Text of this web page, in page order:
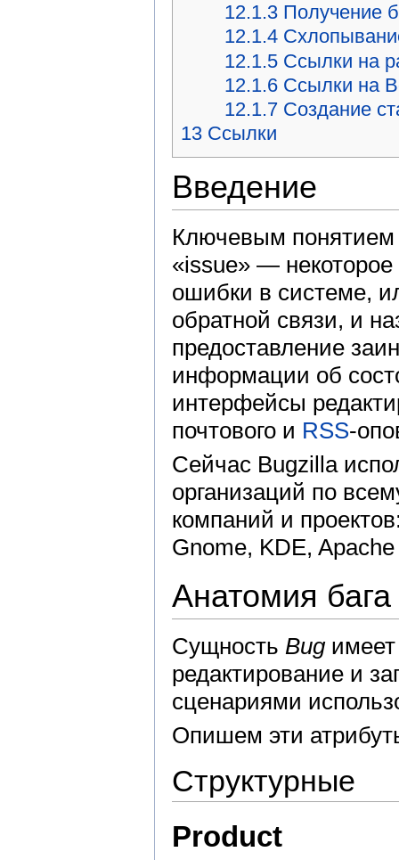
12.1.3 Получение
12.1.4
12.1.5 Ссылки на
12.1.6 Ссылки на
12.1.7 Создание
13 Ссылки
Введение
Ключевым понятием
«issue» — некоторое
ошибки в системе,
обратной связи, и
предоставление
информации об
интерфейсы
почтового и RSS-
Сейчас Bugzilla
организаций по
компаний и
Gnome, KDE,
Анатомия бага
Сущность Bugимеет
редактирование и
сценариями
Опишем эти
Структурные
Product